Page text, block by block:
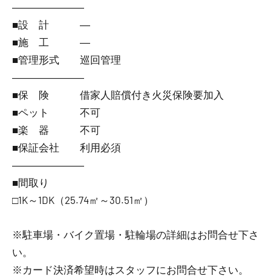
―――――――
■設 計 ―
■施 工 ―
■管理形式 巡回管理
―――――――
■保 険 借家人賠償付き火災保険要加入
■ペット 不可
■楽 器 不可
■保証会社 利用必須
―――――――
■間取り
□1K～1DK（25.74㎡～30.51㎡）
※駐車場・バイク置場・駐輪場の詳細はお問合せ下さ
い。
※カード決済希望時はスタッフにお問合せ下さい。